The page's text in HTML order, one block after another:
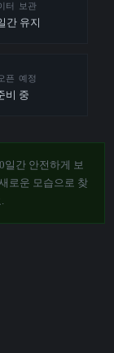
터 보관
간 유지
픈 예정
비 중
간 안전하게 보
로운 모습으로 찾